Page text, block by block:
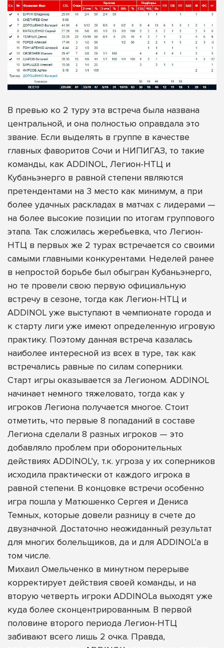
В превью ко 2 туру эта встреча была названа
центральной, и она полностью оправдала это
звание. Если выделять в группе в качестве
главных фаворитов Сочи и НИПИГАЗ, то такие
команды, как ADDINOL, Легион-НТЦ и
Кубаньэнерго в равной степени являются
претендентами на 3 место как минимум, а при
более удачных раскладах в матчах с лидерами —
на более высокие позиции по итогам группового
этапа. Так сложилась жеребьевка, что Легион-
НТЦ в первых же 2 турах встречается со своими
самыми главными конкурентами. Неделей ранее
в непростой борьбе был обыгран Кубаньэнерго,
но те провели свою первую официальную
встречу в сезоне, тогда как Легион-НТЦ и
ADDINOL уже выступают в чемпионате города и
к старту лиги уже имеют определенную игровую
практику. Поэтому данная встреча казалась
наиболее интересной из всех в туре, так как
встречались равные по силам соперники.
Старт игры оказывается за Легионом. ADDINOL
начинает немного тяжеловато, тогда как у
игроков Легиона получается многое. Стоит
отметить, что первые 8 попаданий в составе
Легиона сделали 8 разных игроков — это
добавляло проблем при оборонительных
действиях ADDINOL’у, т.к. угроза у их соперников
исходила практически от каждого игрока в
равной степени. В концовке встречи особенно
игра пошла у Матюшенко Сергея и Дениса
Темных, которые довели разницу в счете до
двузначной. Достаточно неожиданный результат
для многих болельщиков, да и для ADDINOL’а в
том числе.
Михаил Омельченко в минутном перерыве
корректирует действия своей команды, и на
вторую четверть игроки ADDINOLa выходят уже
куда более сконцентрированным. В первой
половине второго периода Легион-НТЦ
забивают всего лишь 2 очка. Правда,